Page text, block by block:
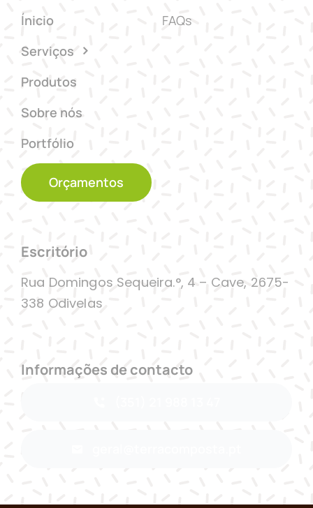
Ínicio
Serviços
Produtos
Sobre nós
Portfólio
Orçamentos
FAQs
Escritório
Rua Domingos Sequeira.°, 4 – Cave, 2675-
338 Odivelas
Informações de contacto